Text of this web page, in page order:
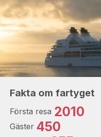
Fakta om fartyget
Första resa 2010
Gäster 450